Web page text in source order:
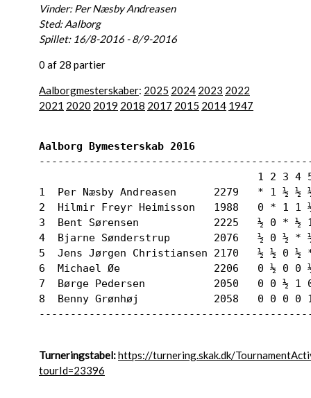
Vinder: Per Næsby Andreasen
Sted: Aalborg
Spillet: 16/8-2016 - 8/9-2016
0 af 28 partier
Aalborgmesterskaber: 2025 2024 2023 2022
2021 2020 2019 2018 2017 2015 2014 1947
Aalborg Bymesterskab 2016
1 2 3 4
1  Per Næsby Andreasen      2279   * 1 ½
2  Hilmir Freyr Heimisson   1988   0 * 1 1
3  Bent Sørensen            2225   ½ 0 * ½
4  Bjarne Sønderstrup       2076   ½ 0 ½ *
5  Jens Jørgen Christiansen 2170   ½ ½ 0
6  Michael Øe               2206   0 ½ 0 0
7  Børge Pedersen           2050   0 0 ½ 1
8  Benny Grønhøj            2058   0 0 0 0
Turneringstabel:https://turnering.skak.dk/
tourId=23396